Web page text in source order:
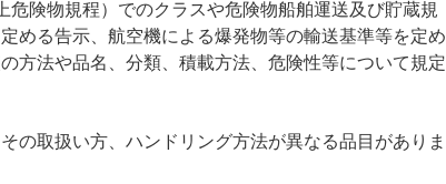
危険物規程）でのクラスや危険物船舶運送及び貯蔵規
める告示、航空機による爆発物等の輸送基準等を定め
方法や品名、分類、積載方法、危険性等について規定
の取扱い方、ハンドリング方法が異なる品目がありま